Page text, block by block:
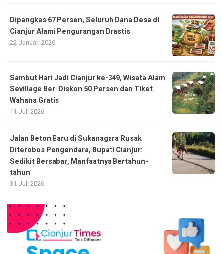
Dipangkas 67 Persen, Seluruh Dana Desa di
Cianjur Alami Pengurangan Drastis
22 Januari 2026
Sambut Hari Jadi Cianjur ke-349, Wisata Alam
Sevillage Beri Diskon 50 Persen dan Tiket
Wahana Gratis
11 Juli 2026
Jalan Beton Baru di Sukanagara Rusak
Diterobos Pengendara, Bupati Cianjur:
Sedikit Bersabar, Manfaatnya Bertahun-
tahun
31 Juli 2026